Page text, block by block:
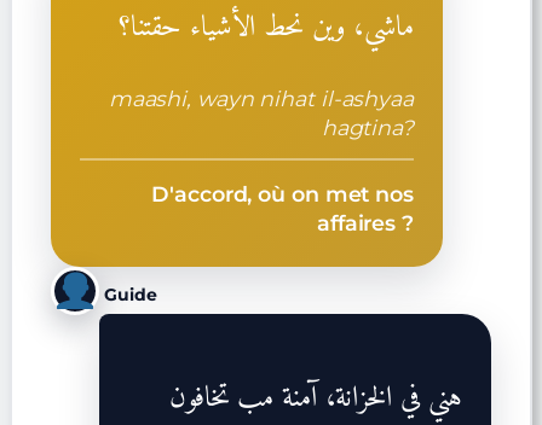
ماشي، وين نحط الأشياء حقتنا؟
maashi, wayn nihat il-ashyaa
hagtina?
D'accord, où on met nos
affaires ?
Guide
هني في الخزانة، آمنة مب تخافون